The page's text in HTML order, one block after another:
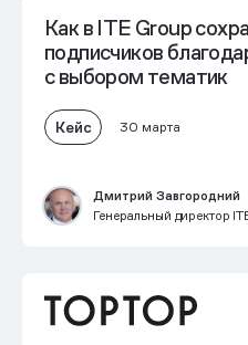
Как в ITE Group
подписчиков
с выбором тематик
Кейс 30 марта
Дмитрий Завгородний
Генеральный директор